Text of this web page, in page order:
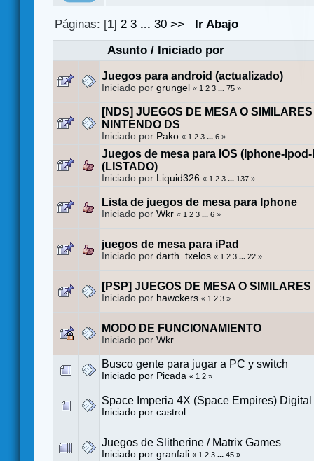
Páginas: [1]2 3 ...30 >>
Ir Abajo
Asunto/ Iniciado por
Juegos para android (actualizado)
Iniciado por grungel « 1 2 3 ... 75 »
[NDS] JUEGOS DE MESA O
NINTENDO DS
Iniciado por Pako « 1 2 3 ... 6 »
Juegos de mesa para IOS (Iphone-
(LISTADO)
Iniciado por Liquid326 « 1 2 3 ... 137 »
Lista de juegos de mesa para Iphone
Iniciado por Wkr « 1 2 3 ... 6 »
juegos de mesa para iPad
Iniciado por darth_txelos « 1 2 3 ... 22 »
[PSP] JUEGOS DE MESA O
Iniciado por hawckers « 1 2 3 »
MODO DE FUNCIONAMIENTO
Iniciado por Wkr
Busco gente para jugar a PC y switch
Iniciado por Picada « 1 2 »
Space Imperia 4X (Space Empires) Digital
Iniciado por castrol
Juegos de Slitherine / Matrix Games
Iniciado por granfali « 1 2 3 ... 45 »